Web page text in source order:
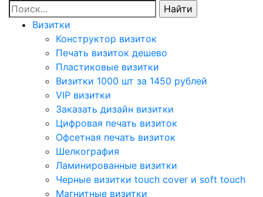
Визитки
Конструктор визиток
Печать визиток дешево
Пластиковые визитки
Визитки 1000 шт за 1450 рублей
VIP визитки
Заказать дизайн визитки
Цифровая печать визиток
Офсетная печать визиток
Шелкография
Ламинированные визитки
Черные визитки touch cover и soft touch
Магнитные визитки